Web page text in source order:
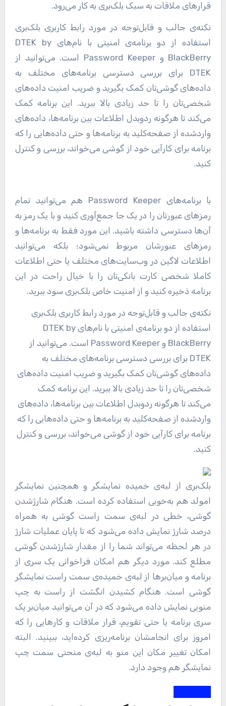
قرار‌های ملاقات به سبک بلک‌بری به کار می‌رود.
نکته‌ی جالب و قابل‌توجه در مورد رابط کاربری بلک‌بری
استفاده از دو برنامه‌ی امنیتی با نام‌های DTEK by
BlackBerry و Password Keeper است. می‌توانید از
DTEK برای بررسی دسترسی برنامه‌های مختلف به
داده‌های گوشی‌تان کمک بگیرید و ضریب امنیت داده‌های
شخصی‌تان را تا حد زیادی بالا ببرید. این برنامه کمک
می‌کند تا هرگونه ردوبدل اطلاعات بین برنامه‌ها، داده‌های
واردشده از صفحه‌کلید به برنامه‌ها و حتی داده‌هایی را که
برنامه برای کارآیی خود از گوشی می‌خواند، بررسی و کنترل
کنید.
با برنامه‌های Password Keeper هم می‌توانید تمام
رمز‌های عبورتان را در یک جا جمع‌آوری کنید و با یک رمز به
آن‌ها دسترسی داشته باشید. این مورد فقط به برنامه‌ها و
رمز‌های عبورشان مربوط نمی‌شود؛ بلکه می‌توانید
اطلاعات لاگین در وب‌سایت‌های مختلف یا حتی اطلاعات
کاملا شخصی کارت بانکی‌تان را با خیال راحت در این
برنامه ذخیره کنید و از امنیت خاص بلک‌بری سود ببرید.
نکته‌ی جالب و قابل‌توجه در مورد رابط کاربری بلک‌بری
استفاده از دو برنامه‌ی امنیتی با نام‌های DTEK by
BlackBerry و Password Keeper است. می‌توانید از
DTEK برای بررسی دسترسی برنامه‌های مختلف به
داده‌های گوشی‌تان کمک بگیرید و ضریب امنیت داده‌های
شخصی‌تان را تا حد زیادی بالا ببرید. این برنامه کمک
می‌کند تا هرگونه ردوبدل اطلاعات بین برنامه‌ها، داده‌های
واردشده از صفحه‌کلید به برنامه‌ها و حتی داده‌هایی را که
برنامه برای کارآیی خود از گوشی می‌خواند، بررسی و کنترل
کنید.
بلک‌بری از لبه‌ی خمیده نمایشگر و همچنین نمایشگر
امولد هم به‌خوبی استفاده کرده است. هنگام شارژشدن
گوشی، خطی در لبه‌ی سمت راست گوشی به همراه
درصد شارژ نمایش داده می‌شود که تا پایان عملیات شارژ
در هر لحظه می‌تواند شما را از مقدار شارژشدن گوشی
مطلع کند. مورد دیگر هم امکان فراخوانی یک سری از
برنامه و میان‌بر‌ها از لبه‌ی خمیده‌ی سمت راست نمایشگر
گوشی است. هنگام کشیدن انگشت از راست به چپ
منویی نمایش داده می‌شود که در آن می‌توانید میان‌بر یک
سری برنامه یا حتی تقویم، قرار ملاقات و کارهایی را که
امروز برای انجامشان برنامه‌ریزی کرده‌اید، ببینید. البته
امکان تغییر مکان این منو به‌ لبه‌ی منحنی سمت چپ
نمایشگر هم وجود دارد.